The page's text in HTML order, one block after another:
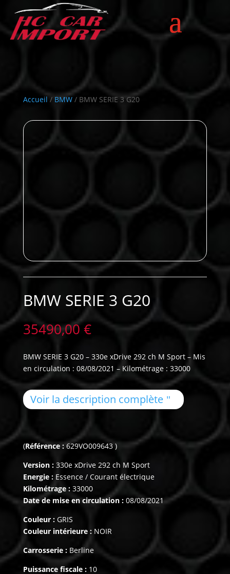
Accueil / BMW/ BMW SERIE 3 G20
BMW SERIE 3 G20
35490,00 €
BMW SERIE 3 G20 – 330e xDrive 292 ch M Sport – Mis
en circulation : 08/08/2021 – Kilométrage : 33000
Voir la description complète
(Référence : 629VO009643 )
Version :330e xDrive 292 ch M Sport
Energie :Essence / Courant électrique
Kilométrage :33000
Date de mise en circulation :08/08/2021
Couleur :GRIS
Couleur intérieure : NOIR
Carrosserie :Berline
Puissance fiscale :10